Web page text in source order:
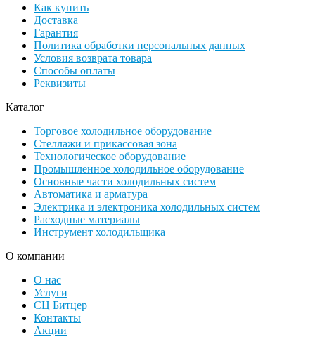
Как купить
Доставка
Гарантия
Политика обработки персональных данных
Условия возврата товара
Способы оплаты
Реквизиты
Каталог
Торговое холодильное оборудование
Стеллажи и прикассовая зона
Технологическое оборудование
Промышленное холодильное оборудование
Основные части холодильных систем
Автоматика и арматура
Электрика и электроника холодильных систем
Расходные материалы
Инструмент холодильщика
О компании
О нас
Услуги
СЦ Битцер
Контакты
Акции